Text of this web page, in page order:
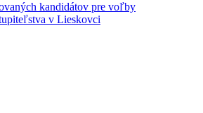
kandidátov pre voľby
v Lieskovci